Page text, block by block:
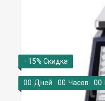
–15%
00 Дней 00 Часов 00